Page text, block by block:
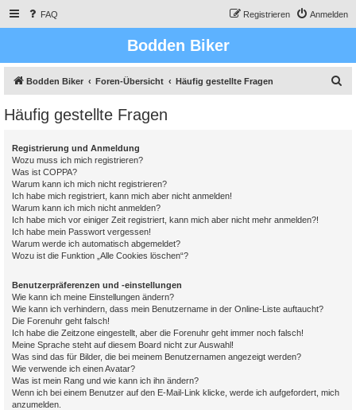
FAQ Anmelden
Registrieren
Bodden Biker
Bodden Biker Foren-Übersicht Häufig gestellte Fragen
Häufig gestellte Fragen
Registrierung und Anmeldung
Wozu muss ich mich registrieren?
Was ist COPPA?
Warum kann ich mich nicht registrieren?
Ich habe mich registriert, kann mich aber nicht anmelden!
Warum kann ich mich nicht anmelden?
Ich habe mich vor einiger Zeit registriert, kann mich aber nicht mehr anmelden?!
Ich habe mein Passwort vergessen!
Warum werde ich automatisch abgemeldet?
Wozu ist die Funktion „Alle Cookies löschen“?
Benutzerpräferenzen und -einstellungen
Wie kann ich meine Einstellungen ändern?
Wie kann ich verhindern, dass mein Benutzername in der Online-Liste auftaucht?
Die Forenuhr geht falsch!
Ich habe die Zeitzone eingestellt, aber die Forenuhr geht immer noch falsch!
Meine Sprache steht auf diesem Board nicht zur Auswahl!
Was sind das für Bilder, die bei meinem Benutzernamen angezeigt werden?
Wie verwende ich einen Avatar?
Was ist mein Rang und wie kann ich ihn ändern?
Wenn ich bei einem Benutzer auf den E-Mail-Link klicke, werde ich aufgefordert, mich
anzumelden.